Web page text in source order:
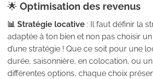
🌟 Optimisation des revenus
📊 Stratégie locative : Il faut définir la
adaptée à ton bien et non pas choisir
d’une stratégie ! Que ce soit pour une
durée, saisonnière, en colocation, ou
différentes options, chaque choix